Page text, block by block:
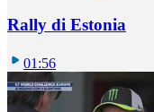
Rally di Estonia
01:56